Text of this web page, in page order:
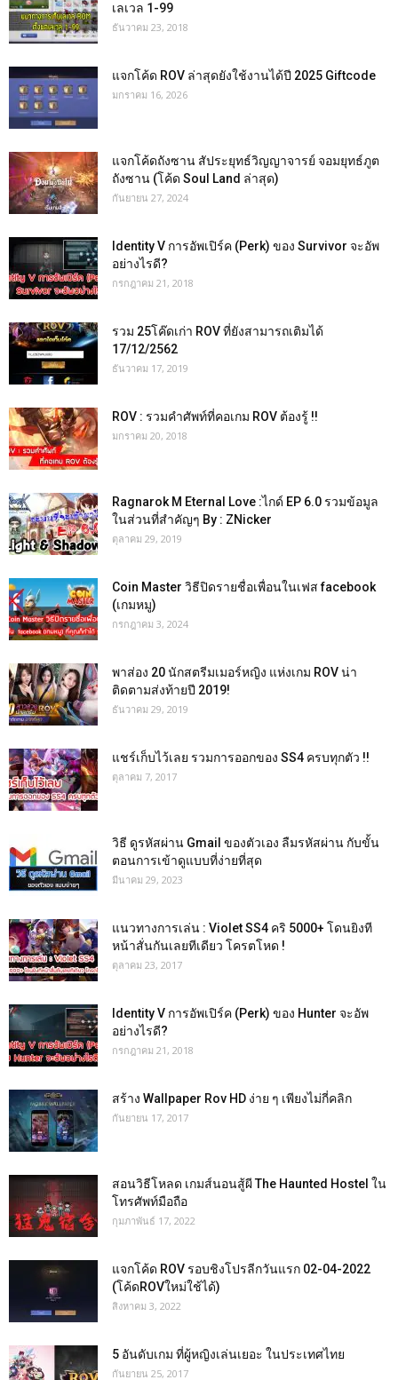
เลเวล 1-99
ธันวาคม 23, 2018
แจกโค้ด ROV ล่าสุดยังใช้งานได้ปี 2025 Giftcode
มกราคม 16, 2026
แจกโค้ดถังซาน สัประยุทธ์วิญญาจารย์ จอมยุทธ์ภูต
ถังซาน (โค้ด Soul Land ล่าสุด)
กันยายน 27, 2024
Identity V การอัพเปิร์ค (Perk) ของ Survivor จะอัพ
อย่างไรดี?
กรกฎาคม 21, 2018
รวม 25โค๊ดเก่า ROV ที่ยังสามารถเติมได้
17/12/2562
ธันวาคม 17, 2019
ROV : รวมคำศัพท์ที่คอเกม ROV ต้องรู้ !!
มกราคม 20, 2018
Ragnarok M Eternal Love :ไกด์ EP 6.0 รวมข้อมูล
ในส่วนที่สำคัญๆ By : ZNicker
ตุลาคม 29, 2019
Coin Master วิธีปิดรายชื่อเพื่อนในเฟส facebook
(เกมหมู)
กรกฎาคม 3, 2024
พาส่อง 20 นักสตรีมเมอร์หญิง แห่งเกม ROV น่า
ติดตามส่งท้ายปี 2019!
ธันวาคม 29, 2019
แชร์เก็บไว้เลย รวมการออกของ SS4 ครบทุกตัว !!
ตุลาคม 7, 2017
วิธี ดูรหัสผ่าน Gmail ของตัวเอง ลืมรหัสผ่าน กับขั้น
ตอนการเข้าดูแบบที่ง่ายที่สุด
มีนาคม 29, 2023
แนวทางการเล่น : Violet SS4 คริ 5000+ โดนยิงที
หน้าสั่นกันเลยทีเดียว โครตโหด !
ตุลาคม 23, 2017
Identity V การอัพเปิร์ค (Perk) ของ Hunter จะอัพ
อย่างไรดี?
กรกฎาคม 21, 2018
สร้าง Wallpaper Rov HD ง่าย ๆ เพียงไม่กี่คลิก
กันยายน 17, 2017
สอนวิธีโหลด เกมส์นอนสู้ผี The Haunted Hostel ใน
โทรศัพท์มือถือ
กุมภาพันธ์ 17, 2022
แจกโค้ด ROV รอบชิงโปรลีกวันแรก 02-04-2022
(โค้ดROVใหม่ใช้ได้)
สิงหาคม 3, 2022
5 อันดับเกม ที่ผู้หญิงเล่นเยอะ ในประเทศไทย
กันยายน 25, 2017